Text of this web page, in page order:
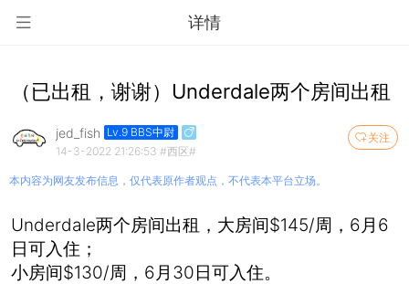
详情
（已出租，谢谢）Underdale两个房间出租
关注
jed_fish Lv.9 BBS中尉
14-3-2022 21:26:53 #西区#
本内容为网友发布信息，仅代表原作者观点，不代表本平台立场。
Underdale两个房间出租，大房间$145/周，6月6
日可入住；
小房间$130/周，6月30日可入住。